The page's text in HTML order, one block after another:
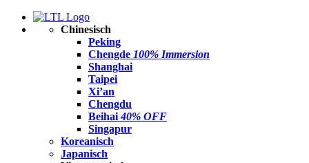
Chinesisch
Peking
Chengde 100% Immersion
Shanghai
Taipei
Xi’an
Chengdu
Beihai40% OFF
Singapur
Koreanisch
Japanisch